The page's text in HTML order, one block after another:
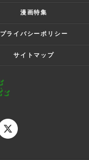
漫画特集
プライバシーポリシー
サイトマップ